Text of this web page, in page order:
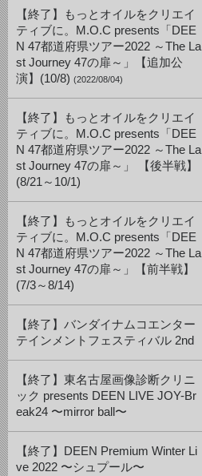
【終了】もっとオイルをクリエイ
ティブに。M.O.C presents「DEE
N 47都道府県ツアー2022 ～The La
st Journey 47の扉～」【追加公
演】(10/8) (2022/08/04)
【終了】もっとオイルをクリエイ
ティブに。M.O.C presents「DEE
N 47都道府県ツアー2022 ～The La
st Journey 47の扉～」 【後半戦】
(8/21～10/1)
【終了】もっとオイルをクリエイ
ティブに。M.O.C presents「DEE
N 47都道府県ツアー2022 ～The La
st Journey 47の扉～」【前半戦】
(7/3～8/14)
【終了】バンダイナムコエンター
テインメントフェスティバル 2nd
【終了】東名古屋画像診断クリニ
ック presents DEEN LIVE JOY-Br
eak24 〜mirror ball〜
【終了】DEEN Premium Winter Li
ve 2022 〜シュプール〜